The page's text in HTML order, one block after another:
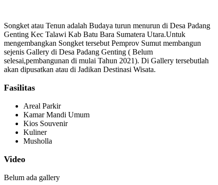
Songket atau Tenun adalah Budaya turun menurun di Desa Padang
Genting Kec Talawi Kab Batu Bara Sumatera Utara.Untuk
mengembangkan Songket tersebut Pemprov Sumut membangun
sejenis Gallery di Desa Padang Genting ( Belum
selesai,pembangunan di mulai Tahun 2021). Di Gallery tersebutlah
akan dipusatkan atau di Jadikan Destinasi Wisata.
Fasilitas
Areal Parkir
Kamar Mandi Umum
Kios Souvenir
Kuliner
Musholla
Video
Belum ada gallery